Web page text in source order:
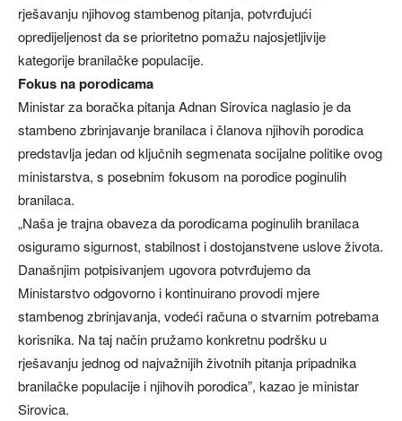
rješavanju njihovog stambenog pitanja, potvrđujući
opredijeljenost da se prioritetno pomažu najosjetljivije
kategorije branilačke populacije.
Fokus na porodicama
Ministar za boračka pitanja Adnan Sirovica naglasio je da
stambeno zbrinjavanje branilaca i članova njihovih porodica
predstavlja jedan od ključnih segmenata socijalne politike ovog
ministarstva, s posebnim fokusom na porodice poginulih
branilaca.
„Naša je trajna obaveza da porodicama poginulih branilaca
osiguramo sigurnost, stabilnost i dostojanstvene uslove života.
Današnjim potpisivanjem ugovora potvrđujemo da
Ministarstvo odgovorno i kontinuirano provodi mjere
stambenog zbrinjavanja, vodeći računa o stvarnim potrebama
korisnika. Na taj način pružamo konkretnu podršku u
rješavanju jednog od najvažnijih životnih pitanja pripadnika
branilačke populacije i njihovih porodica”, kazao je ministar
Sirovica.